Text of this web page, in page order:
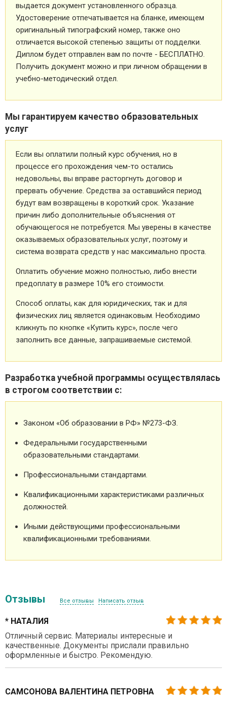
выдается документ установленного образца.
Удостоверение отпечатывается на бланке, имеющем
оригинальный типографский номер, также оно
отличается высокой степенью защиты от подделки.
Диплом будет отправлен вам по почте - БЕСПЛАТНО.
Получить документ можно и при личном обращении в
учебно-методический отдел.
Мы гарантируем качество образовательных
услуг
Если вы оплатили полный курс обучения, но в
процессе его прохождения чем-то остались
недовольны, вы вправе расторгнуть договор и
прервать обучение. Средства за оставшийся период
будут вам возвращены в короткий срок. Указание
причин либо дополнительные объяснения от
обучающегося не потребуется. Мы уверены в качестве
оказываемых образовательных услуг, поэтому и
система возврата средств у нас максимально проста.
Оплатить обучение можно полностью, либо внести
предоплату в размере 10% его стоимости.
Способ оплаты, как для юридических, так и для
физических лиц является одинаковым. Необходимо
кликнуть по кнопке «Купить курс», после чего
заполнить все данные, запрашиваемые системой.
Разработка учебной программы осуществлялась
в строгом соответствии с:
Законом «Об образовании в РФ» №273-ФЗ.
Федеральными государственными
образовательными стандартами.
Профессиональными стандартами.
Квалификационными характеристиками различных
должностей.
Иными действующими профессиональными
квалификационными требованиями.
Отзывы Все отзывы Написать отзыв
* НАТАЛИЯ
Отличный сервис. Материалы интересные и
качественные. Документы прислали правильно
оформленные и быстро. Рекомендую.
САМСОНОВА ВАЛЕНТИНА ПЕТРОВНА